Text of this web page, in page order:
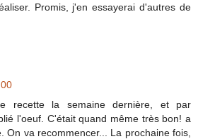
Promis, j'en essayerai d'autres de
recette la semaine dernière, et par
l'oeuf. C'était quand même très bon! a
On va recommencer... La prochaine fois,